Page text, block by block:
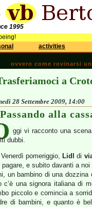
1995
activities
ovvero come rovinarsi
a
28 Settembre 2009, 14:00
Passando alla
ggi vi racconto una
dubbi.
Venerdì pomeriggio, Lidl di
pagare, e subito davanti a
un bambino di una
c’è una signora italiana di
piccolo e comincia a
di bambini, e quanto è